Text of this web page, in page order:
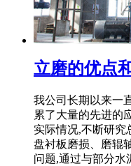
立磨的优点
我公司长期以来一
累了大量的先进的
实际情况,不断研究
盘衬板磨损、磨辊
问题,通过与部分水